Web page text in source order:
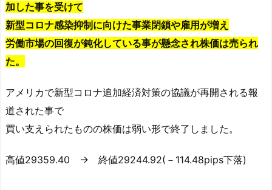
加した事を受けて
新型コロナ感染抑制に向けた事業閉鎖や雇用が増え
労働市場の回復が鈍化している事が懸念され株価は売られ
た。
アメリカで新型コロナ追加経済対策の協議が再開される報
道された事で
買い支えられたものの株価は弱い形で終了しました。
高値29359.40 → 終値29244.92(－114.48pips下落)